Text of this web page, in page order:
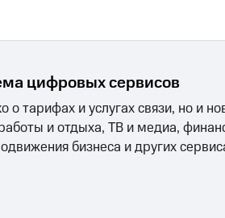
цифровых сервисов
о тарифах и услугах связи, но и
и отдыха, ТВ и медиа,
бизнеса и других